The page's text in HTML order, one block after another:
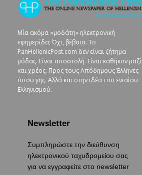
Μία ακόμα «μοδάτη» ηλεκτρονική
εφημερίδα; Όχι, βέβαια. To
PanHellenicPost.com δεν είναι ζήτημα
μόδας. Είναι αποστολή. Είναι καθήκον μαζί
και χρέος. Προς τους Απόδημους Έλληνες
όπου γης. Αλλά και στην ιδέα του ενιαίου
Ελληνισμού.
Newsletter
Συμπληρώστε την διεύθυνση
ηλεκτρονικού ταχυδρομείου σας
για να εγγραφείτε στο newsletter